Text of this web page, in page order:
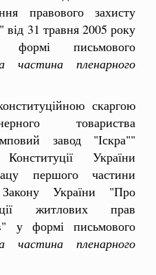
правового захисту
від 31 травня 2005 року
письмового
частина пленарного
скаргою
товариства
завод "Іскра""
України
першого частини
України "Про
житлових прав
у формі письмового
частина пленарного